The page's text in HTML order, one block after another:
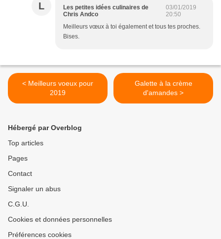
L
Les petites idées culinaires de
Chris Andco
03/01/2019
20:50
Meilleurs vœux à toi également et tous tes proches.
Bises.
< Meilleurs voeux pour
2019
Galette à la crème
d'amandes >
Hébergé par Overblog
Top articles
Pages
Contact
Signaler un abus
C.G.U.
Cookies et données personnelles
Préférences cookies